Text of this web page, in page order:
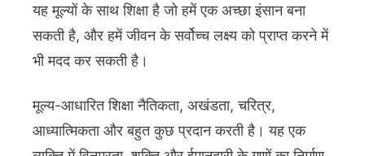
यह मूल्यों के साथ शिक्षा है जो हमें एक अच्छा इंसान बना
सकती है, और हमें जीवन के सर्वोच्च लक्ष्य को प्राप्त करने में
भी मदद कर सकती है।
मूल्य-आधारित शिक्षा नैतिकता, अखंडता, चरित्र,
आध्यात्मिकता और बहुत कुछ प्रदान करती है। यह एक